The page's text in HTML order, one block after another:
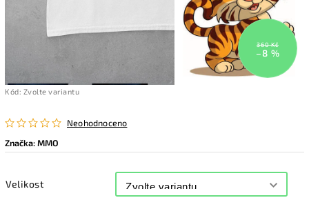
360 Kč
–8 %
Kód: Zvolte variantu
Neohodnoceno
Značka:MMO
Velikost